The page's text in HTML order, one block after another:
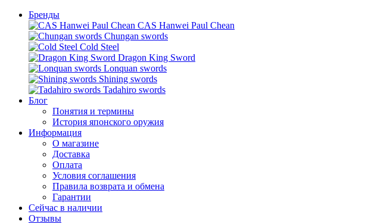
Бренды
CAS Hanwei Paul Chean
Chungan swords
Cold Steel
Dragon King Sword
Lonquan swords
Shining swords
Tadahiro swords
Блог
Понятия и термины
История японского оружия
Информация
О магазине
Доставка
Оплата
Условия соглашения
Правила возврата и обмена
Гарантии
Сейчас в наличии
Отзывы